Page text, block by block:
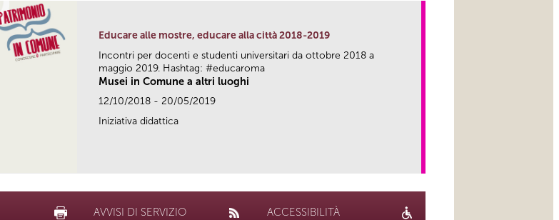
Educare alle mostre, educare alla città 2018-2019
Incontri per docenti e studenti universitari da ottobre 2018 a
maggio 2019. Hashtag: #educaroma
Musei in Comune a altri luoghi
12/10/2018 - 20/05/2019
Iniziativa didattica
AVVISI DI SERVIZIO ACCESSIBILITÀ